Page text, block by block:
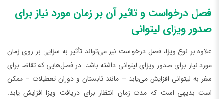
فصل درخواست و تاثیر آن بر زمان مورد نیاز برای
صدور ویزای لیتوانی
علاوه بر نوع ویزا، فصل درخواست نیز می‌تواند تأثیر به سزایی بر روی زمان
مورد نیاز برای صدور ویزای لیتوانی داشته باشد. در فصل‌هایی که تقاضا برای
سفر به لیتوانی افزایش می‌یابد – مانند تابستان و دوران تعطیلات – ممکن
است بدیهی است که مدت زمان انتظار برای دریافت ویزا افزایش ‌یابد.